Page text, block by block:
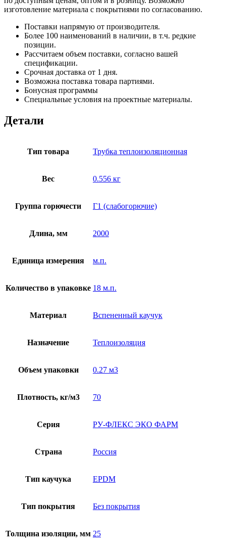
изготовление материала с покрытиями по согласованию.
Поставки напрямую от производителя.
Более 100 наименований в наличии, в т.ч. редкие
позиции.
Рассчитаем объем поставки, согласно вашей
спецификации.
Срочная доставка от 1 дня.
Возможна поставка товара партиями.
Бонусная программы
Специальные условия на проектные материалы.
Детали
Тип товара Трубка теплоизоляционная
Вес 0.556 кг
Группа горючести Г1 (слабогорючие)
Длина, мм 2000
Единица измерения м.п.
Количество в упаковке 18 м.п.
Материал Вспененный каучук
Назначение Теплоизоляция
Объем упаковки 0.27 м3
Плотность, кг/м3 70
Серия РУ-ФЛЕКС ЭКО ФАРМ
Страна Россия
Тип каучука EPDM
Тип покрытия Без покрытия
Толщина изоляции, мм 25